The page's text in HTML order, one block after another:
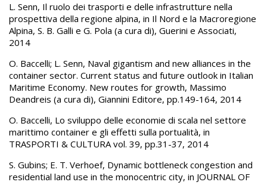
L. Senn, Il ruolo dei trasporti e delle infrastrutture nella
prospettiva della regione alpina, in Il Nord e la Macroregione
Alpina, S. B. Galli e G. Pola (a cura di), Guerini e Associati,
2014
O. Baccelli; L. Senn, Naval gigantism and new alliances in the
container sector. Current status and future outlook in Italian
Maritime Economy. New routes for growth, Massimo
Deandreis (a cura di), Giannini Editore, pp.149-164, 2014
O. Baccelli, Lo sviluppo delle economie di scala nel settore
marittimo container e gli effetti sulla portualità, in
TRASPORTI & CULTURA vol. 39, pp.31-37, 2014
S. Gubins; E. T. Verhoef, Dynamic bottleneck congestion and
residential land use in the monocentric city, in JOURNAL OF